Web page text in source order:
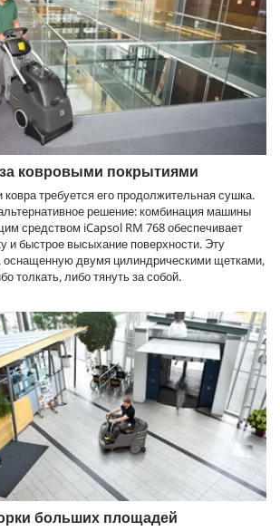
ковровыми покрытиями
ковра требуется его продолжительная сушка.
решение: комбинация машины
средством iCapsol RM 768 обеспечивает
и быстрое высыхание поверхности. Эту
двумя цилиндрическими щетками,
толкать, либо тянуть за собой.
больших площадей